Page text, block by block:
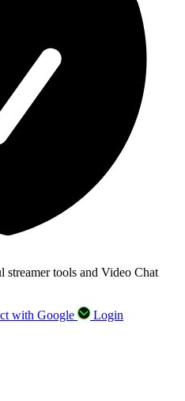
tools and Video Chat
with Google
Login